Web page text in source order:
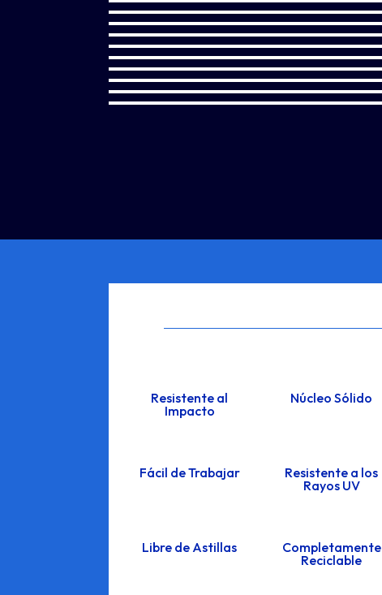
Resistente al
Impacto
Núcleo Sólido
Fácil de Trabajar
Resistente a los
Rayos UV
Libre de Astillas
Completamente
Reciclable